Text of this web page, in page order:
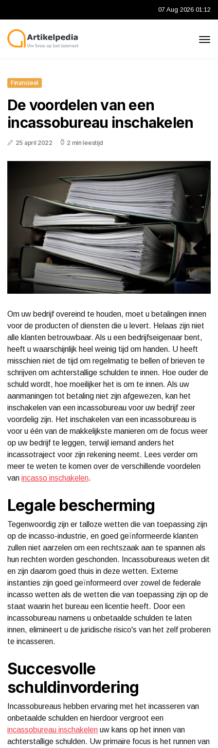
07 Aug 2026 01:12
Financieel
De voordelen van een
incassobureau inschakelen
25 april 2022 2 min leestijd
Om uw bedrijf overeind te houden, moet u betalingen innen
voor de producten of diensten die u levert. Helaas zijn niet
alle klanten betrouwbaar. Als u een bedrijfseigenaar bent,
heeft u waarschijnlijk heel weinig tijd om handen. U heeft
misschien niet de tijd om regelmatig te bellen of brieven te
schrijven om achterstallige schulden te innen. Hoe ouder de
schuld wordt, hoe moeilijker het is om te innen. Als uw
aanmaningen tot betaling niet zijn afgewezen, kan het
inschakelen van een incassobureau voor uw bedrijf zeer
voordelig zijn. Het inschakelen van een incassobureau is
voor u één van de makkelijkste manieren om de focus weer
op uw bedrijf te leggen, terwijl iemand anders het
incassotraject voor zijn rekening neemt. Lees verder om
meer te weten te komen over de verschillende voordelen
van incasso inschakelen.
Legale bescherming
Tegenwoordig zijn er talloze wetten die van toepassing zijn
op de incasso-industrie, en goed geïnformeerde klanten
zullen niet aarzelen om een ​​rechtszaak aan te spannen als
hun rechten worden geschonden. Incassobureaus weten dit
en zijn daarom goed thuis in deze wetten. Externe
instanties zijn goed geïnformeerd over zowel de federale
incasso wetten als de wetten die van toepassing zijn op de
staat waarin het bureau een licentie heeft. Door een
incassobureau namens u onbetaalde schulden te laten
innen, elimineert u de juridische risico's van het zelf proberen
te incasseren.
Succesvolle
schuldinvordering
Incassobureaus hebben ervaring met het incasseren van
onbetaalde schulden en hierdoor vergroot een
incassobureau inschakelen uw kans op het innen van
achterstallige schulden. Uw primaire focus is het runnen van